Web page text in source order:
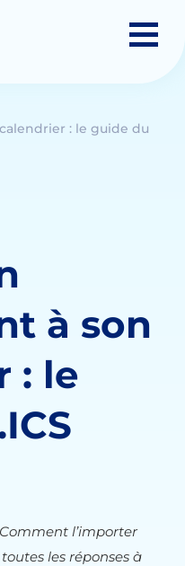
: le guide du
à son
: le
Comment l’importer
les réponses à